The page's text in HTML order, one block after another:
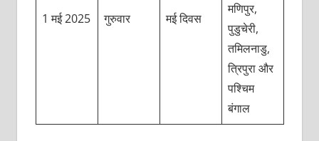
1 मई 2025 गुरुवार मई दिवस
मणिपुर,
पुडुचेरी,
तमिलनाडु,
त्रिपुरा और
पश्चिम
बंगाल